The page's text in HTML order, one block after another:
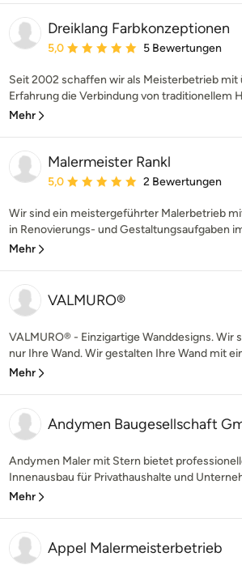
Dreiklang Farbkonzeptionen
Durchschnittliche Bewertung: 5 von 5
5,0 5 Bewertungen
Seit 2002 schaffen wir als Meisterbetrieb mit
Erfahrung die Verbindung von traditionellem
Mehr
Malermeister Rankl
Durchschnittliche Bewertung: 5 von 5
5,0 2 Bewertungen
Wir sind ein meistergeführter Malerbetrieb
in Renovierungs- und Gestaltungsaufgaben
Mehr
VALMURO®
VALMURO® - Einzigartige Wanddesigns. Wir
nur Ihre Wand. Wir gestalten Ihre Wand mit
Mehr
Andymen Baugesellschaft
Andymen Maler mit Stern bietet
Innenausbau für Privathaushalte und
Mehr
Appel Malermeisterbetrieb